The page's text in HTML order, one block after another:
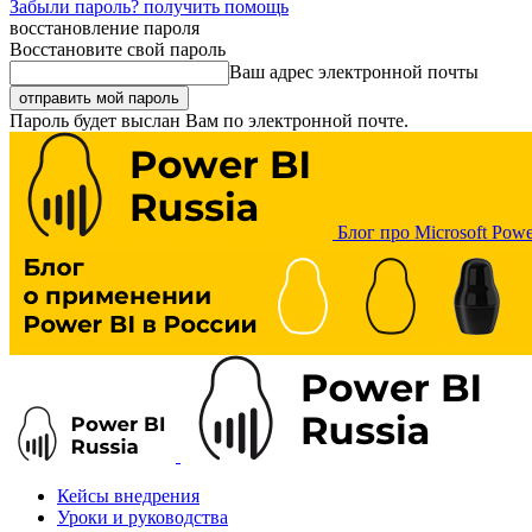
Забыли пароль? получить помощь
восстановление пароля
Восстановите свой пароль
Ваш адрес электронной почты
Пароль будет выслан Вам по электронной почте.
Блог про Microsoft
Кейсы внедрения
Уроки и руководства